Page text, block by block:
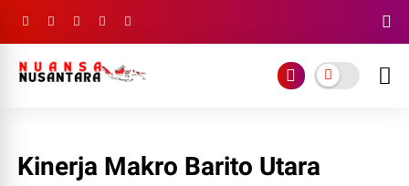
Kinerja Makro Barito Utara